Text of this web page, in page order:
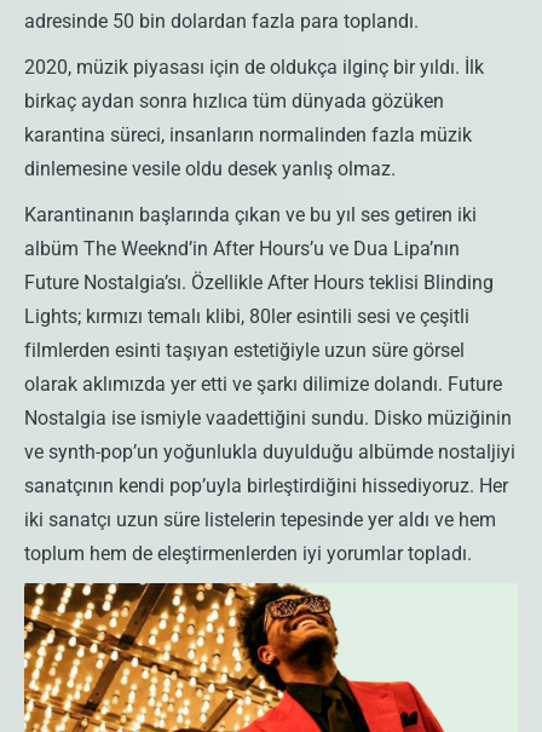
adresinde 50 bin dolardan fazla para toplandı.
2020, müzik piyasası için de oldukça ilginç bir yıldı. İlk
birkaç aydan sonra hızlıca tüm dünyada gözüken
karantina süreci, insanların normalinden fazla müzik
dinlemesine vesile oldu desek yanlış olmaz.
Karantinanın başlarında çıkan ve bu yıl ses getiren iki
albüm The Weeknd’in After Hours’u ve Dua Lipa’nın
Future Nostalgia’sı. Özellikle After Hours teklisi Blinding
Lights; kırmızı temalı klibi, 80ler esintili sesi ve çeşitli
filmlerden esinti taşıyan estetiğiyle uzun süre görsel
olarak aklımızda yer etti ve şarkı dilimize dolandı. Future
Nostalgia ise ismiyle vaadettiğini sundu. Disko müziğinin
ve synth-pop’un yoğunlukla duyulduğu albümde nostaljiyi
sanatçının kendi pop’uyla birleştirdiğini hissediyoruz. Her
iki sanatçı uzun süre listelerin tepesinde yer aldı ve hem
toplum hem de eleştirmenlerden iyi yorumlar topladı.